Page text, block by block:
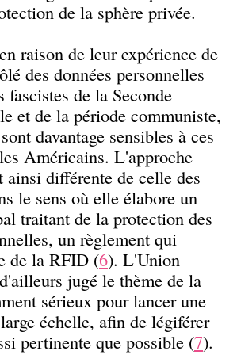
de la sphère privée.
raison de leur expérience de
des données personnelles
fascistes de la Seconde
et de la période communiste,
davantage sensibles à ces
Américains. L'approche
ainsi différente de celle des
le sens où elle élabore un
traitant de la protection des
un règlement qui
de la RFID (6). L'Union
jugé le thème de la
sérieux pour lancer une
échelle, afin de légiférer
pertinente que possible (7).